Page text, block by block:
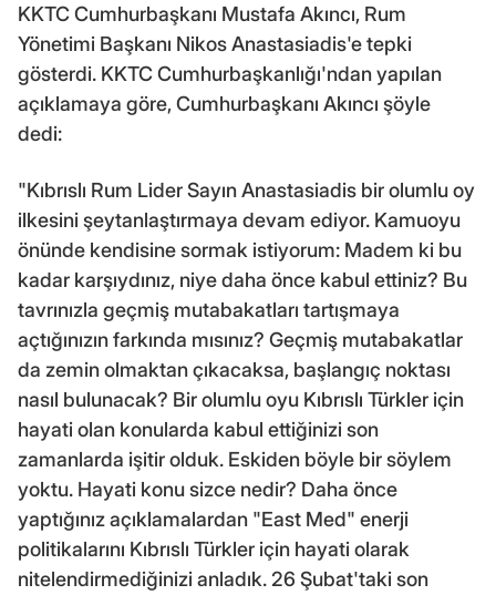
KKTC Cumhurbaşkanı Mustafa Akıncı, Rum
Yönetimi Başkanı Nikos Anastasiadis'e tepki
gösterdi. KKTC Cumhurbaşkanlığı'ndan yapılan
açıklamaya göre, Cumhurbaşkanı Akıncı şöyle
dedi:
"Kıbrıslı Rum Lider Sayın Anastasiadis bir olumlu oy
ilkesini şeytanlaştırmaya devam ediyor. Kamuoyu
önünde kendisine sormak istiyorum: Madem ki bu
kadar karşıydınız, niye daha önce kabul ettiniz? Bu
tavrınızla geçmiş mutabakatları tartışmaya
açtığınızın farkında mısınız? Geçmiş mutabakatlar
da zemin olmaktan çıkacaksa, başlangıç noktası
nasıl bulunacak? Bir olumlu oyu Kıbrıslı Türkler için
hayati olan konularda kabul ettiğinizi son
zamanlarda işitir olduk. Eskiden böyle bir söylem
yoktu. Hayati konu sizce nedir? Daha önce
yaptığınız açıklamalardan "East Med" enerji
politikalarını Kıbrıslı Türkler için hayati olarak
nitelendirmediğinizi anladık. 26 Şubat'taki son